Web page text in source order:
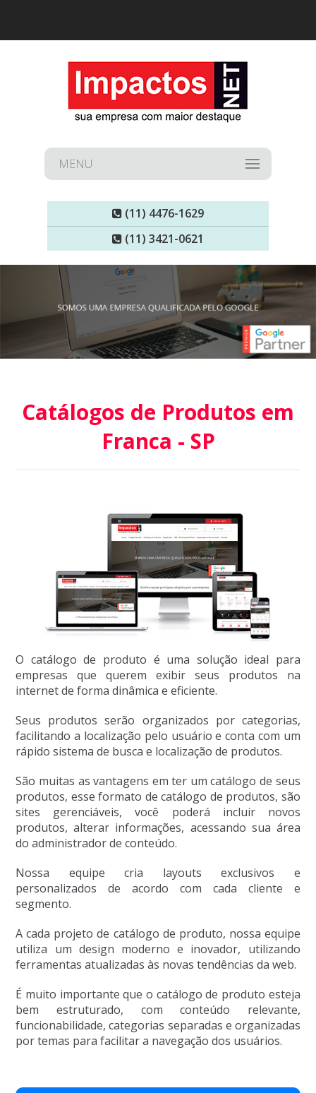
MENU
(11) 4476-1629
(11) 3421-0621
Catálogos de Produtos em
Franca - SP
O catálogo de produto é uma solução ideal para
empresas que querem exibir seus produtos na
internet de forma dinâmica e eficiente.
Seus produtos serão organizados por categorias,
facilitando a localização pelo usuário e conta com um
rápido sistema de busca e localização de produtos.
São muitas as vantagens em ter um catálogo de seus
produtos, esse formato de catálogo de produtos, são
sites gerenciáveis, você poderá incluir novos
produtos, alterar informações, acessando sua área
do administrador de conteúdo.
Nossa equipe cria layouts exclusivos e
personalizados de acordo com cada cliente e
segmento.
A cada projeto de catálogo de produto, nossa equipe
utiliza um design moderno e inovador, utilizando
ferramentas atualizadas às novas tendências da web.
É muito importante que o catálogo de produto esteja
bem estruturado, com conteúdo relevante,
funcionabilidade, categorias separadas e organizadas
por temas para facilitar a navegação dos usuários.